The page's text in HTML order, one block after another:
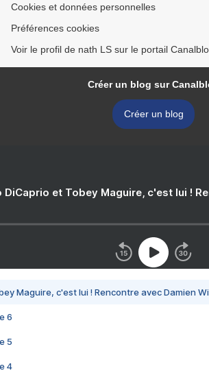
Cookies et données personnelles
Préférences cookies
Voir le profil de nath LS sur le portail
Créer un blog sur
Créer un blog
DiCaprio et Tobey Maguire, c'est lui !
Maguire, c'est lui ! Rencontre avec Damien
6
5
4